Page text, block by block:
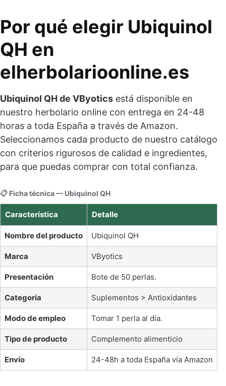
Por qué elegir Ubiquinol
QH en
elherbolarioonline.es
Ubiquinol QH de VByotics está disponible en
nuestro herbolario online con entrega en 24-48
horas a toda España a través de Amazon.
Seleccionamos cada producto de nuestro catálogo
con criterios rigurosos de calidad e ingredientes,
para que puedas comprar con total confianza.
📋 Ficha técnica — Ubiquinol QH
Característica Detalle
Nombre del producto Ubiquinol QH
Marca VByotics
Presentación Bote de 50 perlas.
Categoría Suplementos > Antioxidantes
Modo de empleo Tomar 1 perla al día.
Tipo de producto Complemento alimenticio
Envío 24-48h a toda España vía Amazon